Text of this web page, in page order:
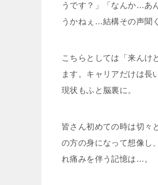
うです？」「なんか…あ
うかねぇ…結構その声聞
こちらとしては「来んけ
ます。キャリアだけは長
現状もふと脳裏に。
皆さん初めての時は切々
の方の身になって想像し
れ痛みを伴う記憶は…。